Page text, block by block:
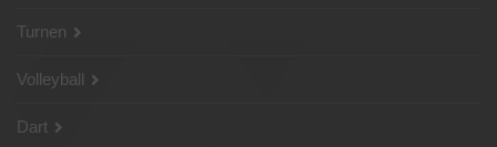
Turnen
Volleyball
Dart